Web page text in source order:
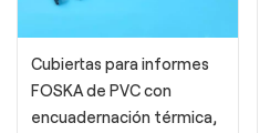
Cubiertas para informes
FOSKA de PVC con
encuadernación térmica,